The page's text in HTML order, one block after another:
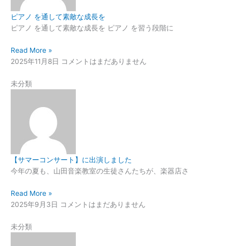
ピアノ を通して素敵な成長を
ピアノ を通して素敵な成長を ピアノ を習う段階に
Read More »
2025年11月8日 コメントはまだありません
未分類
【サマーコンサート】に出演しました
今年の夏も、山田音楽教室の生徒さんたちが、楽器店さ
Read More »
2025年9月3日 コメントはまだありません
未分類